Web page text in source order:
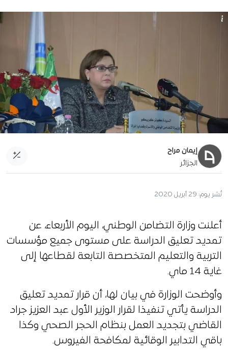
إيمان مراح
الجزائر
نُشر يوم: 29 أبريل 2020
أعلنت وزارة التضامن الوطني، اليوم الأربعاء، عن
تمديد تعليق الدراسة على مستوى جميع مؤسسات
التربية والتعليم المتخصصة التابعة لقطاعها إلى
غاية 14 ماي.
وأوضحت الوزارة في بيان لها، أن قرار تمديد تعليق
الدراسة يأتي تنفيذا لقرار الوزير الأول عبد العزيز جراد
القاضي بتجديد العمل بنظام الحجر الصحي وكذا
باقي التدابير الوقائية لمكافحة الفيروس.